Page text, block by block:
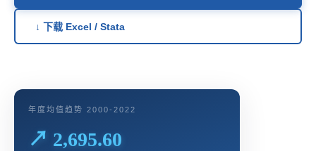
↓ 下载 Excel / Stata
年度均值趋势 2000-2022
↗ 2,695.60